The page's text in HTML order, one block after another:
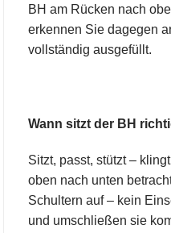
BH am Rücken nach
erkennen Sie dagegen
vollständig ausgefüllt.
Wann sitzt der BH
Sitzt, passt, stützt –
oben nach unten
Schultern auf – kein
und umschließen sie